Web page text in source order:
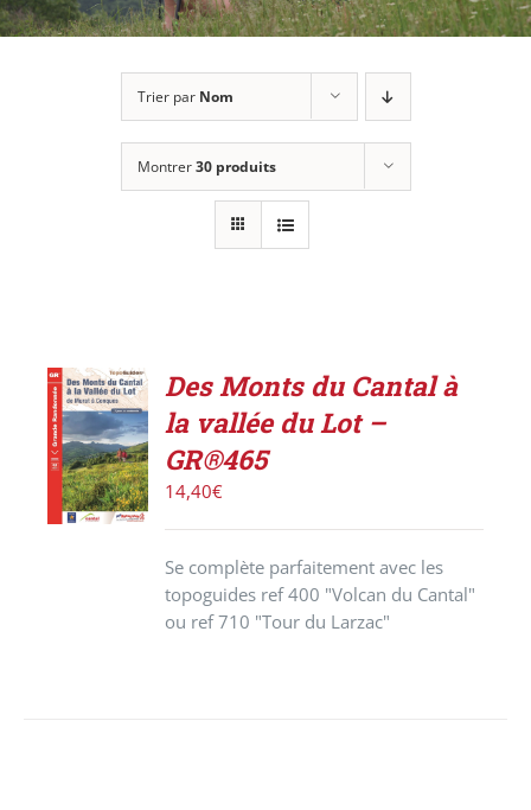
Trier par Nom
Montrer30 produits
ACHETER
LE
PRODUIT
/
DÉTAILS
Des Monts du Cantal à
la vallée du Lot –
GR®465
14,40€
Se complète parfaitement avec les
topoguides ref 400 "Volcan du Cantal"
ou ref 710 "Tour du Larzac"